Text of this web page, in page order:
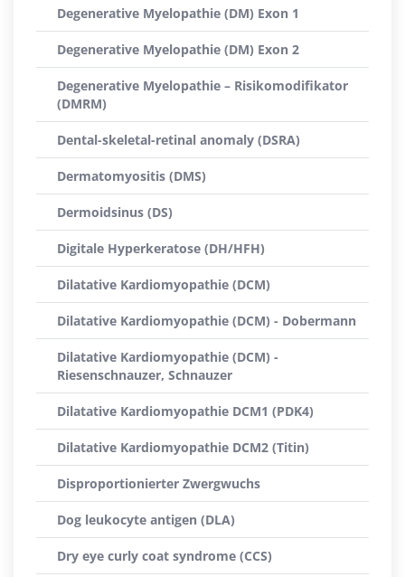
Degenerative Myelopathie (DM) Exon 1
Degenerative Myelopathie (DM) Exon 2
Degenerative Myelopathie – Risikomodifikator
(DMRM)
Dental-skeletal-retinal anomaly (DSRA)
Dermatomyositis (DMS)
Dermoidsinus (DS)
Digitale Hyperkeratose (DH/HFH)
Dilatative Kardiomyopathie (DCM)
Dilatative Kardiomyopathie (DCM) - Dobermann
Dilatative Kardiomyopathie (DCM) -
Riesenschnauzer, Schnauzer
Dilatative Kardiomyopathie DCM1 (PDK4)
Dilatative Kardiomyopathie DCM2 (Titin)
Disproportionierter Zwergwuchs
Dog leukocyte antigen (DLA)
Dry eye curly coat syndrome (CCS)